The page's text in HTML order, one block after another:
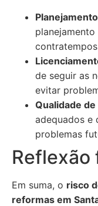
de seguir as
evitar
Qualidade
adequados e
problemas
Reflexão
Em suma, o risco
reformas em